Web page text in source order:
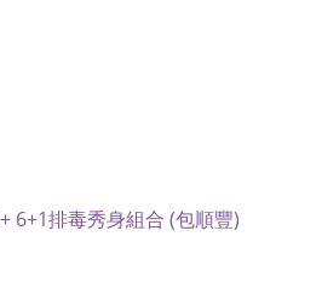
6+1排毒秀身組合 (包順豐)